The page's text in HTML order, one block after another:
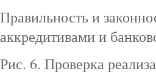
Правильность и
аккредитивами и
Рис. 6. Проверка